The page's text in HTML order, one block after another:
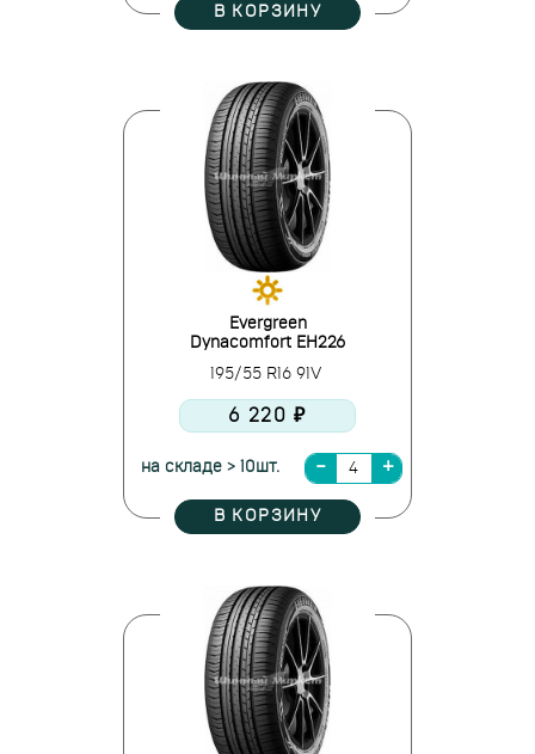
В КОРЗИНУ
Evergreen
Dynacomfort EH226
195/55 R16 91V
6 220 ₽
на складе > 10шт.
В КОРЗИНУ